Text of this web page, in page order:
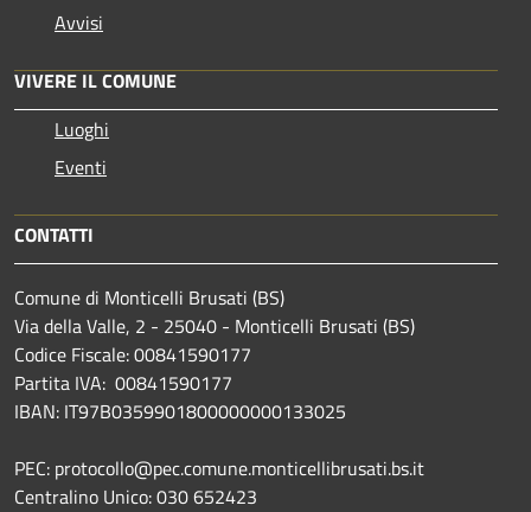
Avvisi
VIVERE IL COMUNE
Luoghi
Eventi
CONTATTI
Comune di Monticelli Brusati (BS)
Via della Valle, 2 - 25040 - Monticelli Brusati (BS)
Codice Fiscale: 00841590177
Partita IVA: 00841590177
IBAN: IT97B0359901800000000133025
PEC: protocollo@pec.comune.monticellibrusati.bs.it
Centralino Unico: 030 652423